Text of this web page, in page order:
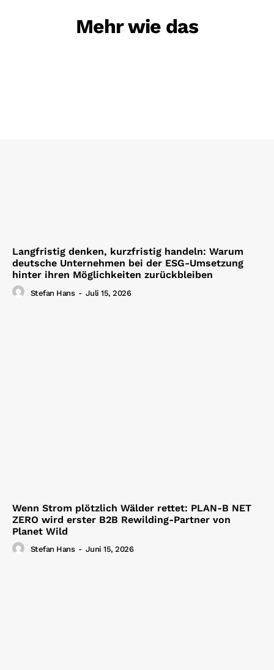
Mehr wie das
Langfristig denken, kurzfristig handeln: Warum
deutsche Unternehmen bei der ESG-Umsetzung
hinter ihren Möglichkeiten zurückbleiben
Stefan Hans - Juli 15, 2026
Wenn Strom plötzlich Wälder rettet: PLAN-B NET
ZERO wird erster B2B Rewilding-Partner von
Planet Wild
Stefan Hans - Juni 15, 2026